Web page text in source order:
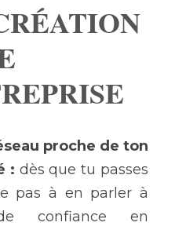
proche de ton
: dès que tu passes
pas à en parler à
confiance en